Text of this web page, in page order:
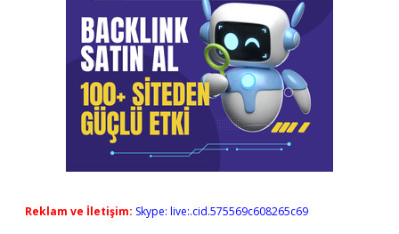
Reklam ve İletişim: Skype: live:.cid.575569c608265c69